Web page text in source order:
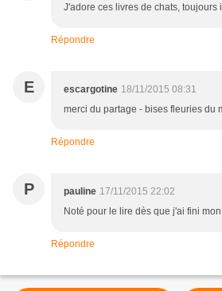
J'adore ces livres de chats, toujours
Répondre
E escargotine 18/11/2015 08:31
merci du partage - bises fleuries du
Répondre
P pauline 17/11/2015 22:02
Noté pour le lire dès que j'ai fini
Répondre